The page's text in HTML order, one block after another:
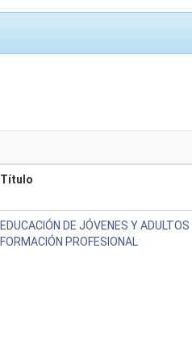
Título
EDUCACIÓN DE JÓVENES Y ADULTOS
FORMACIÓN PROFESIONAL